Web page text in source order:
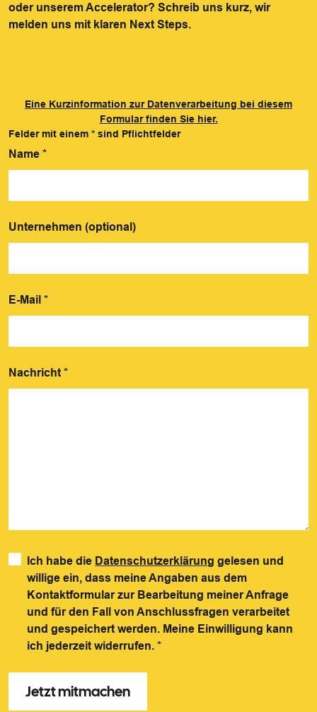
oder unserem Accelerator? Schreib uns kurz, wir
melden uns mit klaren Next Steps.
Eine Kurzinformation zur Datenverarbeitung bei diesem
Formular finden Sie hier.
Felder mit einem * sind Pflichtfelder
Name *
Unternehmen (optional)
E-Mail *
Nachricht *
Ich habe die Datenschutzerklärung gelesen und
willige ein, dass meine Angaben aus dem
Kontaktformular zur Bearbeitung meiner Anfrage
und für den Fall von Anschlussfragen verarbeitet
und gespeichert werden. Meine Einwilligung kann
ich jederzeit widerrufen.*